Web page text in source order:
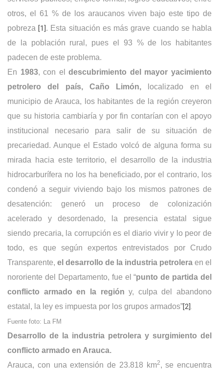
otros, el 61 % de los araucanos viven bajo este tipo de
pobreza [1]. Esta situación es más grave cuando se habla
de la población rural, pues el 93 % de los habitantes
padecen de este problema.
En 1983, con eldescubrimiento del mayor yacimiento
petrolero del país, Caño Limón, localizado en el
municipio de Arauca, los habitantes de la región creyeron
que su historia cambiaría y por fin contarían con el apoyo
institucional necesario para salir de su situación de
precariedad. Aunque el Estado volcó de alguna forma su
mirada hacia este territorio, el desarrollo de la industria
hidrocarburífera no los ha beneficiado, por el contrario, los
condenó a seguir viviendo bajo los mismos patrones de
desatención: generó un proceso de colonización
acelerado y desordenado, la presencia estatal sigue
siendo precaria, la corrupción es el diario vivir y lo peor de
todo, es que según expertos entrevistados por Crudo
Transparente, el desarrollo de la industria petrolera en el
nororiente del Departamento, fue el “punto de partida del
conflicto armado en la región y, culpa del abandono
estatal, la ley es impuesta por los grupos armados”[2].
Fuente foto: La FM
Desarrollo de la industria petrolera y surgimiento del
conflicto armado en Arauca.
Arauca, con una extensión de 23.818 km2, se encuentra